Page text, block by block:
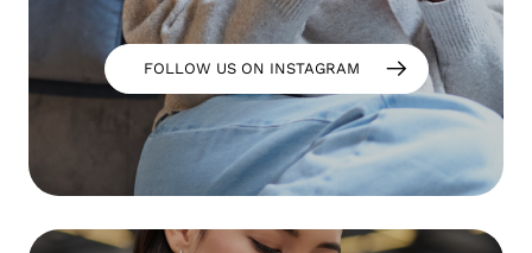
FOLLOW US ON INSTAGRAM